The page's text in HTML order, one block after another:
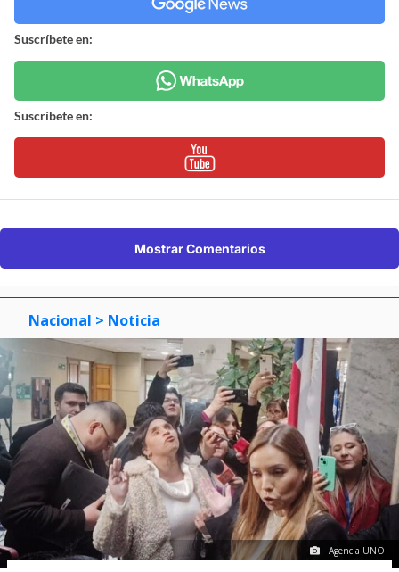
Suscríbete en:
Suscríbete en:
Mostrar Comentarios
Nacional > Noticia
Agencia UNO